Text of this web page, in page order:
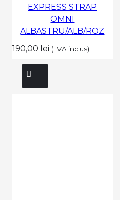
EXPRESS STRAP
OMNI
ALBASTRU/ALB/ROZ
190,00 lei (TVA inclus)